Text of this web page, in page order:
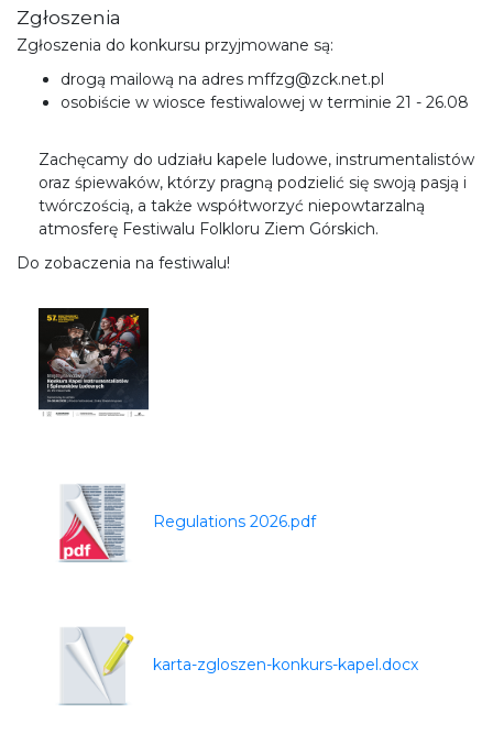
Zgłoszenia
Zgłoszenia do konkursu przyjmowane są:
drogą mailową na adres mffzg@zck.net.pl
osobiście w wiosce festiwalowej w terminie 21 - 26.08
Zachęcamy do udziału kapele ludowe, instrumentalistów
oraz śpiewaków, którzy pragną podzielić się swoją pasją i
twórczością, a także współtworzyć niepowtarzalną
atmosferę Festiwalu Folkloru Ziem Górskich.
Do zobaczenia na festiwalu!
Regulations 2026.pdf
karta-zgloszen-konkurs-kapel.docx